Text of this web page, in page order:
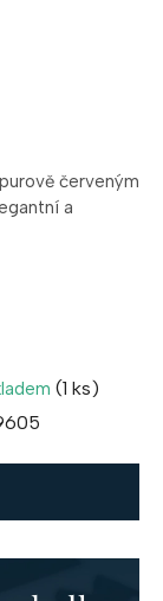
červeným
a
(1 ks)